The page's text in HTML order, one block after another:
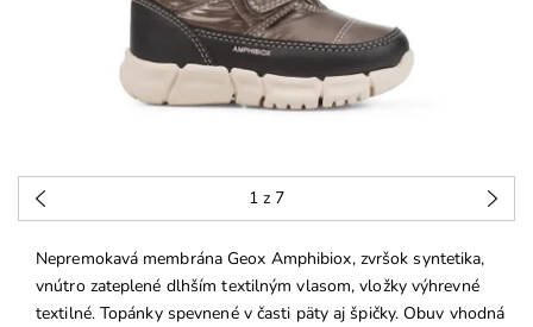
1 z 7
Nepremokavá membrána Geox Amphibiox, zvršok syntetika,
vnútro zateplené dlhším textilným vlasom, vložky výhrevné
textilné. Topánky spevnené v časti päty aj špičky. Obuv vhodná